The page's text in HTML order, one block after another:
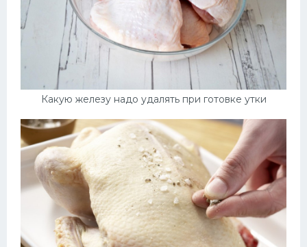
Какую железу надо удалять при готовке утки